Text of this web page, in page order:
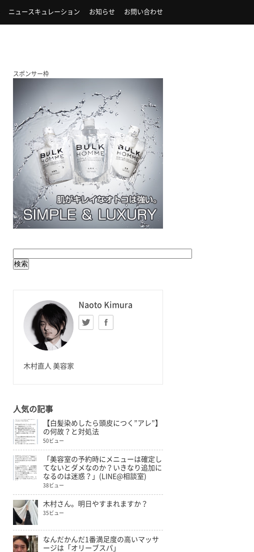
ニュースキュレーション お知らせ お問い合わせ
スポンサー枠
Naoto Kimura
木村直人 美容家
人気の記事
【白髪染めしたら頭皮につく”アレ”】
の何故？と対処法
50ビュー
「美容室の予約時にメニューは確定し
てないとダメなのか？いきなり追加に
なるのは迷惑？」(LINE@相談室)
38ビュー
木村さん。明日やすまれますか？
35ビュー
なんだかんだ1番満足度の高いマッサ
ージは「オリーブスパ」